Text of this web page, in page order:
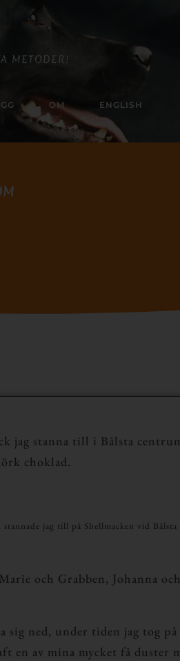
METODER!
OM ENGLISH
jag stanna till i Bålsta
choklad.
jag till på Shellmacken vid
Marie och Grabben, Johanna
ned, under tiden jag tog på
en av mina mycket få duster